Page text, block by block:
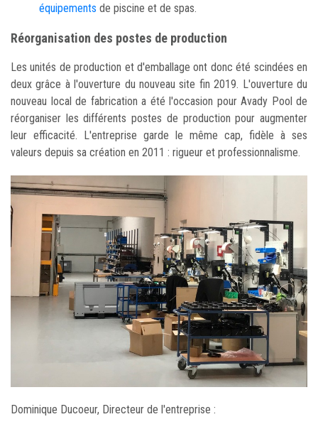
équipements de piscine et de spas.
Réorganisation des postes de production
Les unités de production et d'emballage ont donc été scindées en
deux grâce à l'ouverture du nouveau site fin 2019. L'ouverture du
nouveau local de fabrication a été l'occasion pour Avady Pool de
réorganiser les différents postes de production pour augmenter
leur efficacité. L'entreprise garde le même cap, fidèle à ses
valeurs depuis sa création en 2011 : rigueur et professionnalisme.
Dominique Ducoeur, Directeur de l'entreprise :